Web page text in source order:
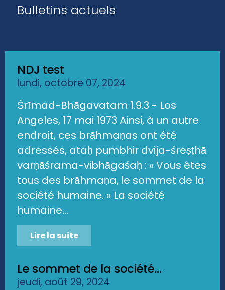
Bulletins actuels
NDJ test
lundi, octobre 07, 2024
Śrīmad-Bhāgavatam 1.9.3 - Los
Angeles, 17 mai 1973 Ainsi, à un autre
endroit, ces brāhmaṇas ont été
adressés, ataḥ pumbhir dvija-śreṣṭhā
varṇāśrama-vibhāgaśaḥ : « Vous êtes
tous des brāhmaṇa, le sommet de la
société humaine. » La société
humaine...
Lire la suite
Le sommet de la société...
jeudi, août 29, 2024